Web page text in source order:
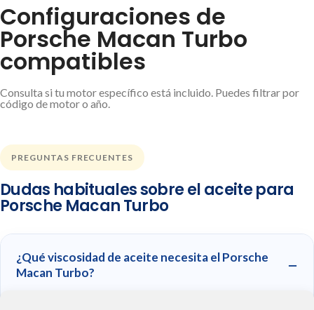
Configuraciones de
Porsche Macan Turbo
compatibles
Consulta si tu motor específico está incluido. Puedes filtrar por
código de motor o año.
PREGUNTAS FRECUENTES
Dudas habituales sobre el aceite para
Porsche Macan Turbo
¿Qué viscosidad de aceite necesita el Porsche
Macan Turbo?